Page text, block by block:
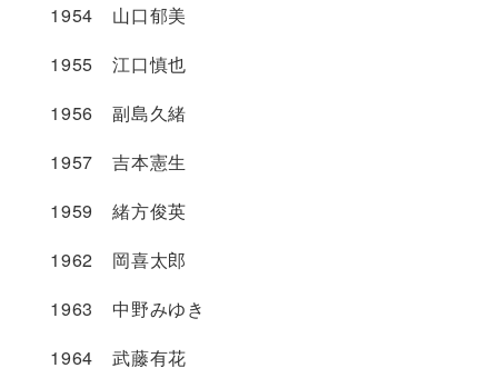
1954 山口郁美
1955 江口慎也
1956 副島久緒
1957 吉本憲生
1959 緒方俊英
1962 岡喜太郎
1963 中野みゆき
1964 武藤有花